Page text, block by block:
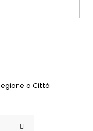
o Città